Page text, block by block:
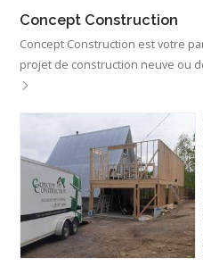
Concept Construction
Concept Construction est votre
projet de construction neuve ou